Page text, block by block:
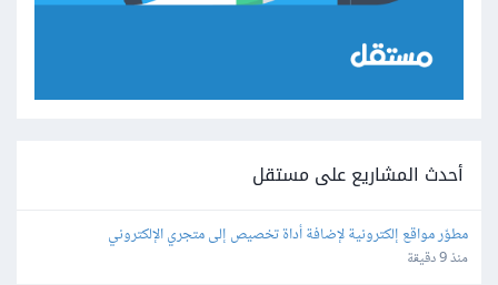
أحدث المشاريع على مستقل
مطوّر مواقع إلكترونية لإضافة أداة تخصيص إلى متجري الإلكتروني
منذ 9 دقيقة